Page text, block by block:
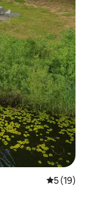
5 (19)